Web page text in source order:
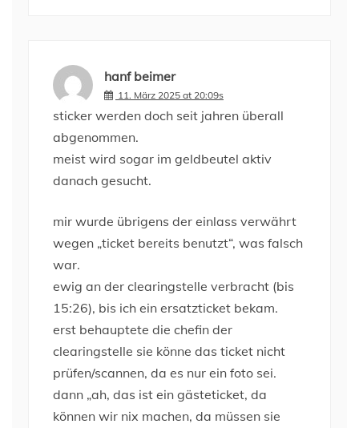
hanf beimer
11. März 2025 at 20:09s
sticker werden doch seit jahren überall
abgenommen.
meist wird sogar im geldbeutel aktiv
danach gesucht.
mir wurde übrigens der einlass verwährt
wegen „ticket bereits benutzt“, was falsch
war.
ewig an der clearingstelle verbracht (bis
15:26), bis ich ein ersatzticket bekam.
erst behauptete die chefin der
clearingstelle sie könne das ticket nicht
prüfen/scannen, da es nur ein foto sei.
dann „ah, das ist ein gästeticket, da
können wir nix machen, da müssen sie